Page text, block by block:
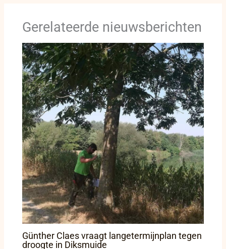
Gerelateerde nieuwsberichten
Günther Claes vraagt langetermijnplan tegen
droogte in Diksmuide